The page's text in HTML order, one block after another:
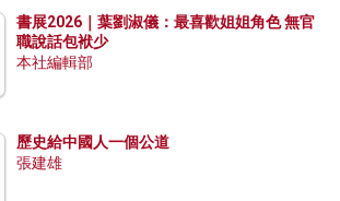
書展2026｜葉劉淑儀：最喜歡姐姐角色 無官
職說話包袱少
本社編輯部
歷史給中國人一個公道
張建雄